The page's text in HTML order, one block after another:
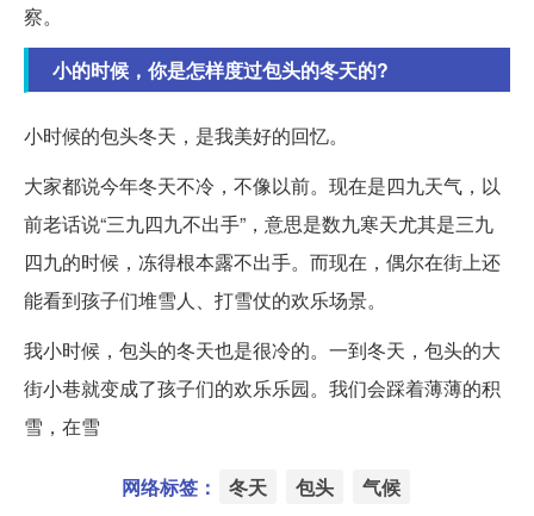
察。
小的时候，你是怎样度过包头的冬天的?
小时候的包头冬天，是我美好的回忆。
大家都说今年冬天不冷，不像以前。现在是四九天气，以
前老话说“三九四九不出手”，意思是数九寒天尤其是三九
四九的时候，冻得根本露不出手。而现在，偶尔在街上还
能看到孩子们堆雪人、打雪仗的欢乐场景。
我小时候，包头的冬天也是很冷的。一到冬天，包头的大
街小巷就变成了孩子们的欢乐乐园。我们会踩着薄薄的积
雪，在雪
网络标签： 冬天 包头 气候